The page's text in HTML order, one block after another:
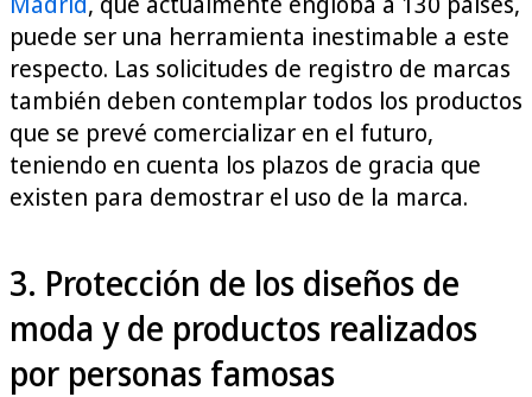
puede ser una herramienta inestimable a este
respecto. Las solicitudes de registro de marcas
también deben contemplar todos los productos
que se prevé comercializar en el futuro,
teniendo en cuenta los plazos de gracia que
existen para demostrar el uso de la marca.
3. Protección de los diseños de
moda y de productos realizados
por personas famosas